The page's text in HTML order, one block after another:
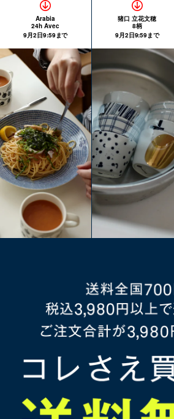
Arabia
24h Avec
9月2日9:59まで
猪口 立花文穂
8柄
9月2日9:59まで